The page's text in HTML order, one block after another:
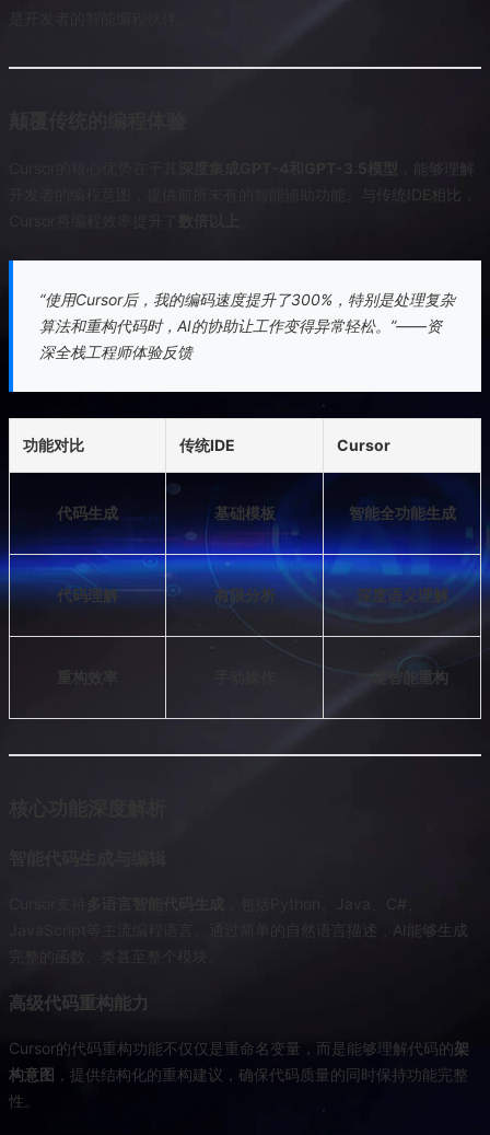
，能够理解
开发者的编程意图，提供前所未有的智能辅助功能。与传统IDE相比，
“使用Cursor后，我的编码速度提升了300%，特别是处理复杂
算法和重构代码时，AI的协助让工作变得异常轻松。”——资
深全栈工程师体验反馈
功能对比 传统IDE Cursor
代码生成 基础模板 智能全功能生成
代码理解 有限分析 深度语义理解
重构效率 一键智能重构
，包括Python、Java、C#、
JavaScript等主流编程语言。通过简单的自然语言描述，AI能够生成
完整的函数、类甚至整个模块。
高级代码重构能力
Cursor的代码重构功能不仅仅是重命名变量，而是能够理解代码的架
构意图 ，提供结构化的重构建议，确保代码质量的同时保持功能完整
性。